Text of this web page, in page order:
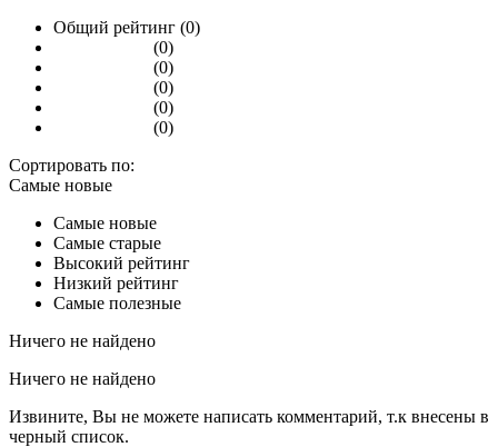
Общий рейтинг (0)
(0)
(0)
(0)
(0)
(0)
Сортировать по:
Самые новые
Самые новые
Самые старые
Высокий рейтинг
Низкий рейтинг
Самые полезные
Ничего не найдено
Ничего не найдено
Извините, Вы не можете написать комментарий, т.к внесены в
черный список.